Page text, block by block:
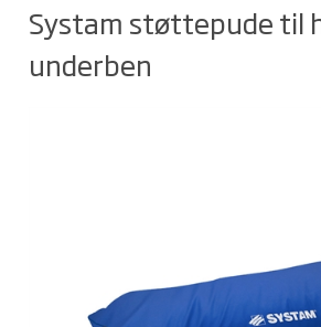
Systam støttepude til
underben